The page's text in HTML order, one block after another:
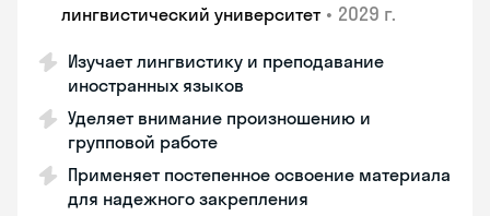
лингвистический университет • 2029 г.
Изучает лингвистику и преподавание
иностранных языков
Уделяет внимание произношению и
групповой работе
Применяет постепенное освоение материала
для надежного закрепления